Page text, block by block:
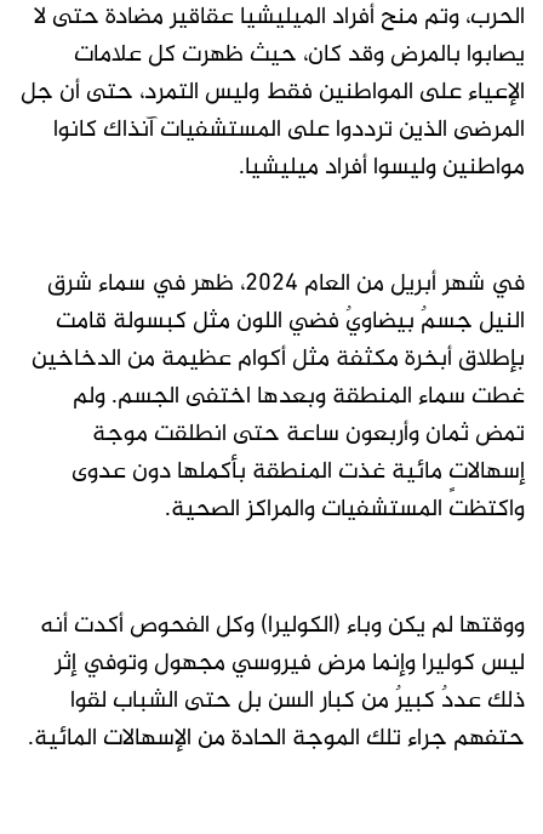
الحرب، وتم منح أفراد الميليشيا عقاقير مضادة حتى لا
يصابوا بالمرض وقد كان، حيث ظهرت كل علامات
الإعياء على المواطنين فقط وليس التمرد، حتى أن جل
المرضى الذين ترددوا على المستشفيات آنذاك كانوا
مواطنين وليسوا أفراد ميليشيا.
في شهر أبريل من العام ٢٠٢٤، ظهر في سماء شرق
النيل جسمٌ بيضاويٌ فضي اللون مثل كبسولة قامت
بإطلاق أبخرة مكثفة مثل أكوام عظيمة من الدخاخين
غطت سماء المنطقة وبعدها اختفى الجسم. ولم
تمض ثمان وأربعون ساعة حتى انطلقت موجة
إسهالاتٍ مائية غذت المنطقة بأكملها دون عدوى
واكتظت المستشفيات والمراكز الصحية.
ووقتها لم يكن وباء (الكوليرا) وكل الفحوص أكدت أنه
ليس كوليرا وإنما مرض فيروسي مجهول وتوفي إثر
ذلك عددٌ كبيرٌ من كبار السن بل حتى الشباب لقوا
حتفهم جراء تلك الموجة الحادة من الإسهالات المائية.